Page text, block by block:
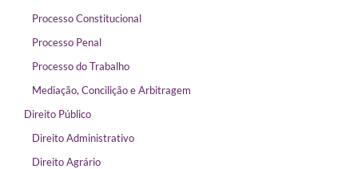
Processo Constitucional
Processo Penal
Processo do Trabalho
Mediação, Concilição e Arbitragem
Direito Público
Direito Administrativo
Direito Agrário